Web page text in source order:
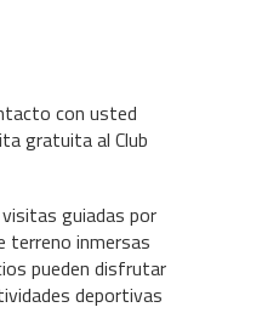
con usted
gratuita al Club
guiadas por
terreno inmersas
pueden disfrutar
deportivas